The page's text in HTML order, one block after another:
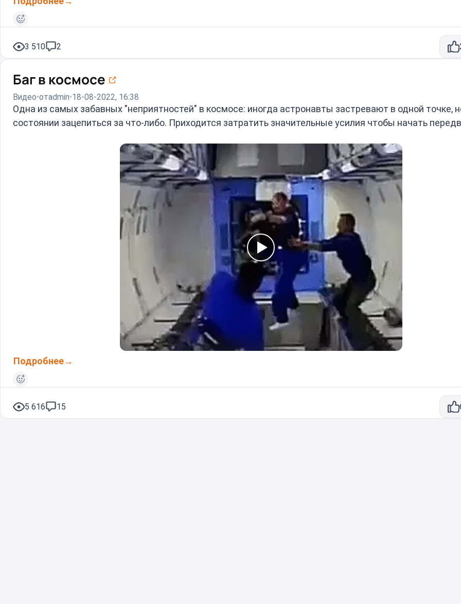
3 510 2
Баг в космосе
Видео отadmin 18-08-2022, 16:38
Одна из самых забавных "неприятностей" в космосе: иногда астронавты застревают в одной точке,
состоянии зацепиться за что-либо. Приходится затратить значительные усилия чтобы начать
Подробнее
5 616 15